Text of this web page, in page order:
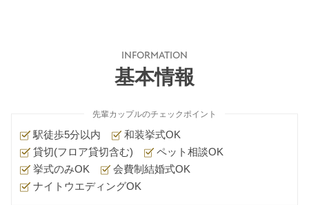
INFORMATION
基本情報
先輩カップルのチェックポイント
駅徒歩5分以内
和装挙式OK
貸切(フロア貸切含む)
ペット相談OK
挙式のみOK
会費制結婚式OK
ナイトウエディングOK